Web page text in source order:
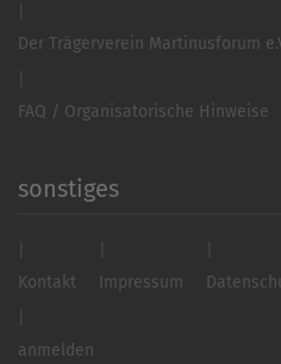
Der Trägerverein Martinusforum
FAQ / Organisatorische Hinweise
sonstiges
Kontakt Impressum
anmelden